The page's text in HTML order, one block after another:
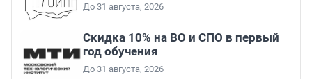
До 31 августа, 2026
Скидка 10% на ВО и СПО в первый
год обучения
До 31 августа, 2026